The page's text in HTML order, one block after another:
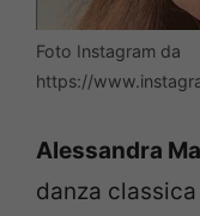
Foto Instagram da
https://
Alessandra
danza